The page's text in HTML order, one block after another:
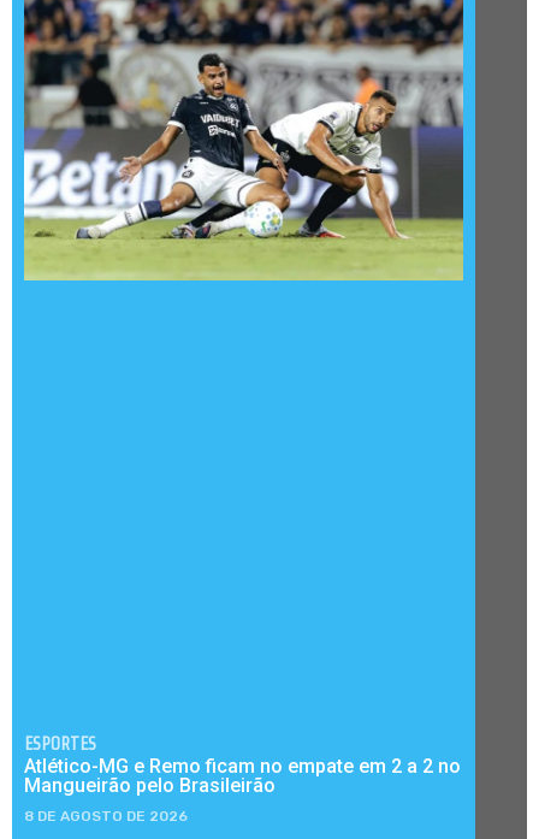
ESPORTES
Atlético-MG e Remo ficam no empate em 2 a 2 no
Mangueirão pelo Brasileirão
8 DE AGOSTO DE 2026